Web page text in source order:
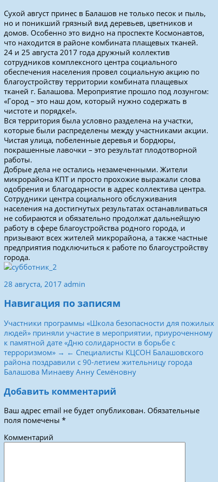
Сухой август принес в Балашов не только песок и пыль,
но и поникший грязный вид деревьев, цветников и
домов. Особенно это видно на проспекте Космонавтов,
что находится в районе комбината плащевых тканей.
24 и 25 августа 2017 года дружный коллектив
сотрудников комплексного центра социального
обеспечения населения провел социальную акцию по
благоустройству территории комбината плащевых
тканей г. Балашова. Мероприятие прошло под лозунгом:
«Город – это наш дом, который нужно содержать в
чистоте и порядке!».
Вся территория была условно разделена на участки,
которые были распределены между участниками акции.
Чистая улица, побеленные деревья и бордюры,
покрашенные лавочки – это результат плодотворной
работы.
Добрые дела не остались незамеченными. Жители
микрорайона КПТ и просто прохожие выражали слова
одобрения и благодарности в адрес коллектива центра.
Сотрудники центра социального обслуживания
населения на достигнутых результатах останавливаться
не собираются и обязательно продолжат дальнейшую
работу в сфере благоустройства родного города, и
призывают всех жителей микрорайона, а также частные
предприятия подключиться к работе по благоустройству
города.
28 августа, 2017 admin
Навигация по записям
Участники программы «Школа безопасности для пожилых
людей» приняли участие в мероприятии, приуроченному
к памятной дате «Дню солидарности в борьбе с
терроризмом» → ← Специалисты КЦСОН Балашовского
района поздравили с 90-летием жительницу города
Балашова Минаеву Анну Семёновну
Добавить комментарий
Ваш адрес email не будет опубликован. Обязательные
поля помечены *
Комментарий